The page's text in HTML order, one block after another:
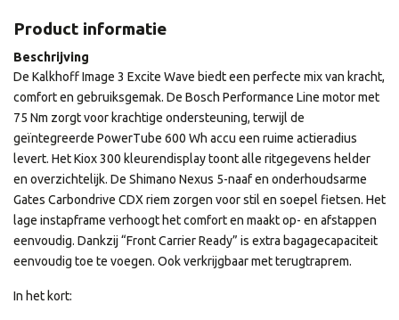
Product informatie
Beschrijving
De Kalkhoff Image 3 Excite Wave biedt een perfecte mix van kracht,
comfort en gebruiksgemak. De Bosch Performance Line motor met
75 Nm zorgt voor krachtige ondersteuning, terwijl de
geïntegreerde PowerTube 600 Wh accu een ruime actieradius
levert. Het Kiox 300 kleurendisplay toont alle ritgegevens helder
en overzichtelijk. De Shimano Nexus 5-naaf en onderhoudsarme
Gates Carbondrive CDX riem zorgen voor stil en soepel fietsen. Het
lage instapframe verhoogt het comfort en maakt op- en afstappen
eenvoudig. Dankzij “Front Carrier Ready” is extra bagagecapaciteit
eenvoudig toe te voegen. Ook verkrijgbaar met terugtraprem.
In het kort: